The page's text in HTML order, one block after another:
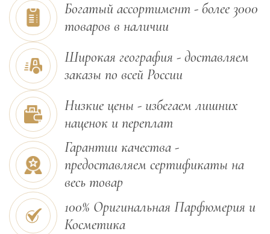
Богатый ассортимент - более 3000
товаров в наличии
Широкая география - доставляем
заказы по всей России
Низкие цены - избегаем лишних
наценок и переплат
Гарантии качества -
предоставляем сертификаты на
весь товар
100% Оригинальная Парфюмерия и
Косметика